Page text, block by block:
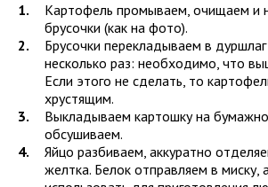
Картофель промываем, очищаем и
брусочки (как на фото).
Брусочки перекладываем в
несколько раз: необходимо, что
Если этого не сделать, то
хрустящим.
Выкладываем картошку на
обсушиваем.
Яйцо разбиваем, аккуратно
желтка. Белок отправляем в